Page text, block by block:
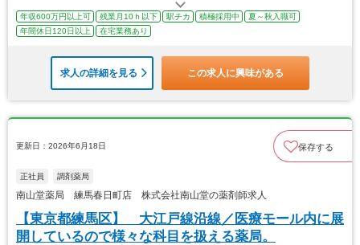
年収600万円以上可 残業月10ｈ以下 駅チカ 積極採用中
夏～秋入職可
年間休日120日以上
在宅業務あり
求人の詳細を見る この求人に興味がある
更新日：2026年6月18日 保存する
正社員 調剤薬局
南山堂薬局 練馬春日町店 株式会社南山堂の薬剤師求人
【東京都練馬区】 大江戸線沿線／医療モール内に展
開しているので様々な科目を扱える薬局。